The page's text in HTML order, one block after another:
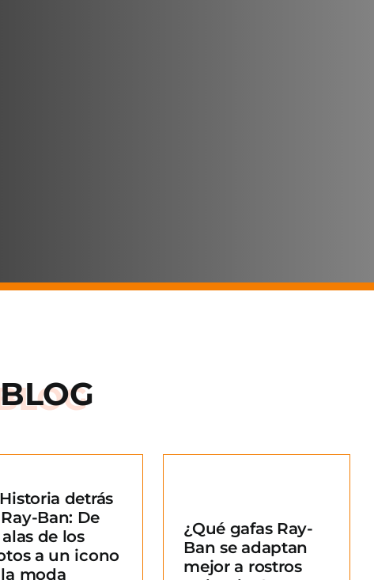
detrás
Ban: De
de los
a un icono
moda
¿Qué gafas Ray-
Ban se adaptan
mejor a rostros
redondos?
¿Qué gafas Ray-
Ban se adaptan
mejor a rostros